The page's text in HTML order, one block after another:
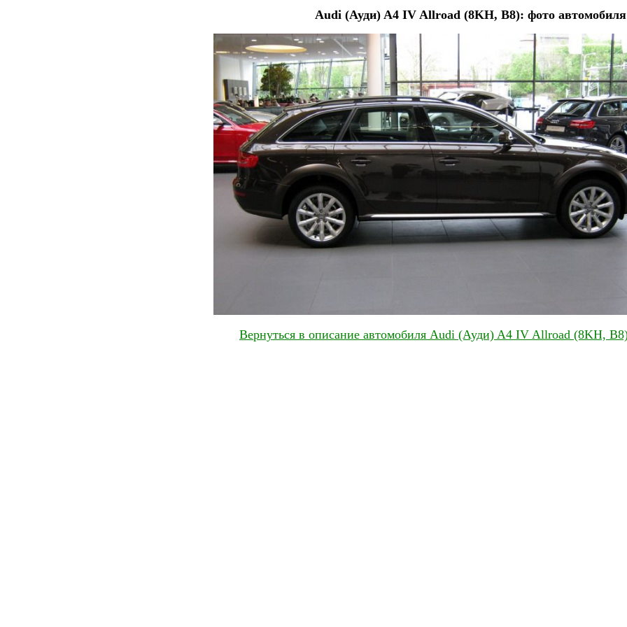
Audi (Ауди) A4 IV Allroad (8KH, B8): фото автомобиля
Вернуться в описание автомобиля Audi (Ауди) A4 IV Allroad (8KH,